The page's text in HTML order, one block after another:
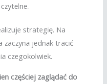
strategię. Na
zaczyna jednak tracić
czegokolwiek.
częściej zaglądać do